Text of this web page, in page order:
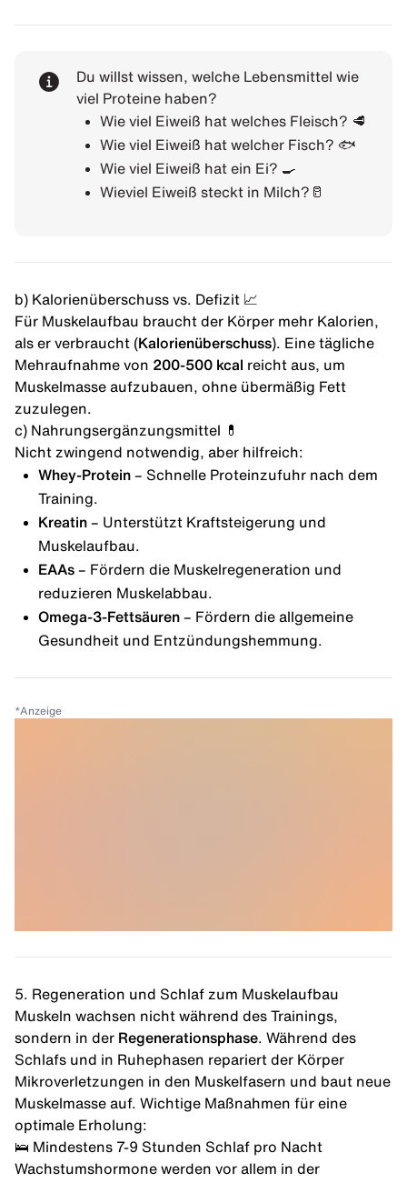
Du willst wissen, welche Lebensmittel wie
viel Proteine haben?
Wie viel Eiweiß hat welches Fleisch? 🥩
Wie viel Eiweiß hat welcher Fisch? 🐟
Wie viel Eiweiß hat ein Ei? 🍳
Wieviel Eiweiß steckt in Milch? 🥛
b) Kalorienüberschuss vs. Defizit 📈
Für Muskelaufbau braucht der Körper mehr Kalorien,
als er verbraucht (Kalorienüberschuss). Eine tägliche
Mehraufnahme von 200-500 kcal reicht aus, um
Muskelmasse aufzubauen, ohne übermäßig Fett
zuzulegen.
c) Nahrungsergänzungsmittel 💊
Nicht zwingend notwendig, aber hilfreich:
Whey-Protein– Schnelle Proteinzufuhr nach dem
Training.
Kreatin– Unterstützt Kraftsteigerung und
Muskelaufbau.
EAAs– Fördern die Muskelregeneration und
reduzieren Muskelabbau.
Omega-3-Fettsäuren– Fördern die allgemeine
Gesundheit und Entzündungshemmung.
*Anzeige
5. Regeneration und Schlaf zum Muskelaufbau
Muskeln wachsen nicht während des Trainings,
sondern in der Regenerationsphase . Während des
Schlafs und in Ruhephasen repariert der Körper
Mikroverletzungen in den Muskelfasern und baut neue
Muskelmasse auf. Wichtige Maßnahmen für eine
optimale Erholung:
🛌 Mindestens 7-9 Stunden Schlaf pro Nacht
Wachstumshormone werden vor allem in der